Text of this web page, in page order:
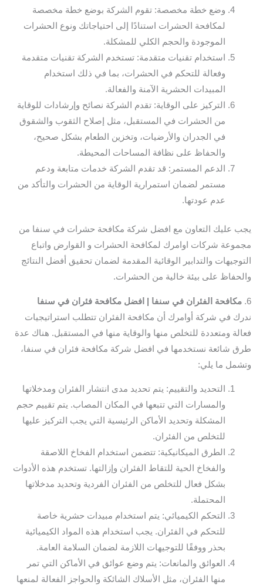
وضع خطة مخصصة: تقوم الشركة بوضع خطة مخصصة
لمكافحة الحشرات استنادًا إلى احتياجاتك ونوع الحشرات
الموجودة والحجم الكلي للمشكلة.
استخدام تقنيات متقدمة: تستخدم الشركة تقنيات متقدمة
وفعالة للتحكم في الحشرات، بما في ذلك استخدام
المبيدات الحشرية الآمنة والفعالة.
التركيز على الوقاية: تقدم الشركة نصائح وإرشادات للوقاية
من الحشرات في المستقبل، مثل إصلاح الثقوب والشقوق
في الجدران والأرضيات، وتخزين الطعام بشكل صحيح،
والحفاظ على نظافة المساحات المحيطة.
الدعم المستمر: قد تقدم الشركة خدمات متابعة ودعم
مستمر لضمان استمرارية الوقاية من الحشرات والتأكد من
عدم عودتها.
يجب عليك التعاون مع افضل شركة مكافحة حشرات في سنفا من
مجموعة شركات اوامرك لمكافحة الحشرات و القوارض واتباع
التوجيهات والتدابير الوقائية المقدمة لضمان تحقيق أفضل النتائج
والحفاظ على بيئة خالية من الحشرات.
6. مكافحة الفئران في سنفا | افضل مكافحة فئران في سنفا
ندرك في شركة أوامرك أن مكافحة الفئران تتطلب استراتيجيات
فعالة ومتعددة للتخلص منها والوقاية منها في المستقبل. هناك عدة
طرق شائعة نستخدمها في افضل شركة مكافحة فئران في سنفا،
وتشمل ما يلي:
التحديد والتقييم: يتم تحديد مدى انتشار الفئران ومدخلاتها
والمسارات التي تتبعها في المكان المصاب. يتم تقييم حجم
المشكلة وتحديد الأماكن الرئيسية التي يجب التركيز عليها
للتخلص من الفئران.
الطرق الميكانيكية: تتضمن استخدام الفخاخ اللاصقة
والفخاخ الحية للتقاط الفئران وإزالتها. تستخدم هذه الأدوات
بشكل فعال للتخلص من الفئران الفردية وتحديد مدخلاتها
المحتملة.
التحكم الكيميائي: يتم استخدام مبيدات حشرية خاصة
للتحكم في الفئران. يجب استخدام هذه المواد الكيميائية
بحذر ووفقًا للتوجيهات اللازمة لضمان السلامة العامة.
العوائق والمانعات: يتم وضع عوائق في الأماكن التي تمر
منها الفئران، مثل الأسلاك الشائكة والحواجز الفعالة لمنعها